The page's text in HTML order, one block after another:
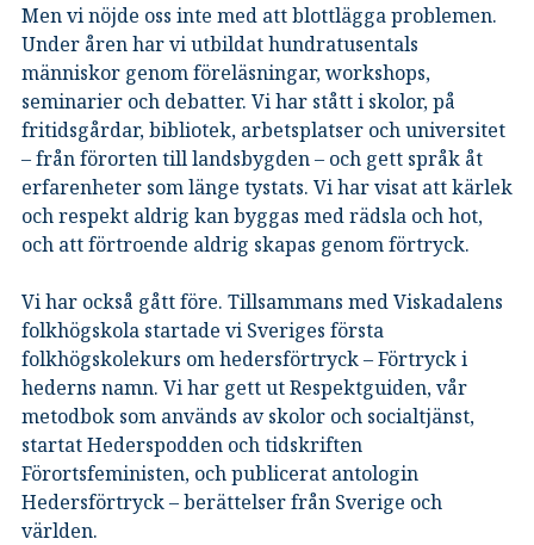
Men vi nöjde oss inte med att blottlägga problemen.
Under åren har vi utbildat hundratusentals
människor genom föreläsningar, workshops,
seminarier och debatter. Vi har stått i skolor, på
fritidsgårdar, bibliotek, arbetsplatser och universitet
– från förorten till landsbygden – och gett språk åt
erfarenheter som länge tystats. Vi har visat att kärlek
och respekt aldrig kan byggas med rädsla och hot,
och att förtroende aldrig skapas genom förtryck.
Vi har också gått före. Tillsammans med Viskadalens
folkhögskola startade vi Sveriges första
folkhögskolekurs om hedersförtryck – Förtryck i
hederns namn. Vi har gett ut Respektguiden, vår
metodbok som används av skolor och socialtjänst,
startat Hederspodden och tidskriften
Förortsfeministen, och publicerat antologin
Hedersförtryck – berättelser från Sverige och
världen.